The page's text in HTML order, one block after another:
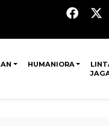
HUMANIORA